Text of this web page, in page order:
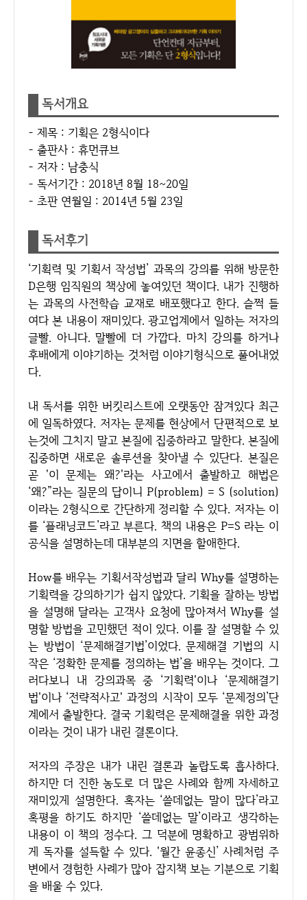
독서개요
- 제목 : 기획은 2형식이다
- 출판사 : 휴먼큐브
- 저자 : 남충식
- 독서기간 : 2018년 8월 18~20일
- 초판 연월일 : 2014년 5월 23일
독서후기
‘기획력 및 기획서 작성법’ 과목의 강의를 위해 방문한
D은행 임직원의 책상에 놓여있던 책이다. 내가 진행하
는 과목의 사전학습 교재로 배포했다고 한다. 슬쩍 들
여다 본 내용이 재미있다. 광고업계에서 일하는 저자의
글빨. 아니다. 말빨에 더 가깝다. 마치 강의를 하거나
후배에게 이야기하는 것처럼 이야기형식으로 풀어내었
다.
내 독서를 위한 버킷리스트에 오랫동안 잠겨있다 최근
에 일독하였다. 저자는 문제를 현상에서 단편적으로 보
는것에 그치지 말고 본질에 집중하라고 말한다. 본질에
집중하면 새로운 솔루션을 찾아낼 수 있단다. 본질은
곧 '이 문제는 왜?'라는 사고에서 출발하고 해법은
‘왜?”라는 질문의 답이니 P(problem) = S (solution)
이라는 2형식으로 간단하게 정리할 수 있다. 저자는 이
를 ‘플래닝코드’라고 부른다. 책의 내용은 P=S 라는 이
공식을 설명하는데 대부분의 지면을 할애한다.
How를 배우는 기획서작성법과 달리 Why를 설명하는
기획력을 강의하기가 쉽지 않았다. 기획을 잘하는 방법
을 설명해 달라는 고객사 요청에 많아져서 Why를 설
명할 방법을 고민했던 적이 있다. 이를 잘 설명할 수 있
는 방법이 ‘문제해결기법’이었다. 문제해결 기법의 시
작은 ‘정확한 문제를 정의하는 법’을 배우는 것이다. 그
러다보니 내 강의과목 중 ‘기획력'이나 ‘문제해결기
법'이나 ‘전략적사고' 과정의 시작이 모두 ‘문제정의’단
계에서 출발한다. 결국 기획력은 문제해결을 위한 과정
이라는 것이 내가 내린 결론이다.
저자의 주장은 내가 내린 결론과 놀랍도록 흡사하다.
하지만 더 진한 농도로 더 많은 사례와 함께 자세하고
재미있게 설명한다. 혹자는 ‘쓸데없는 말이 많다’라고
혹평을 하기도 하지만 ‘쓸데없는 말’이라고 생각하는
내용이 이 책의 정수다. 그 덕분에 명확하고 광범위하
게 독자를 설득할 수 있다. '월간 윤종신’ 사례처럼 주
변에서 경험한 사례가 많아 잡지책 보는 기분으로 기획
을 배울 수 있다.